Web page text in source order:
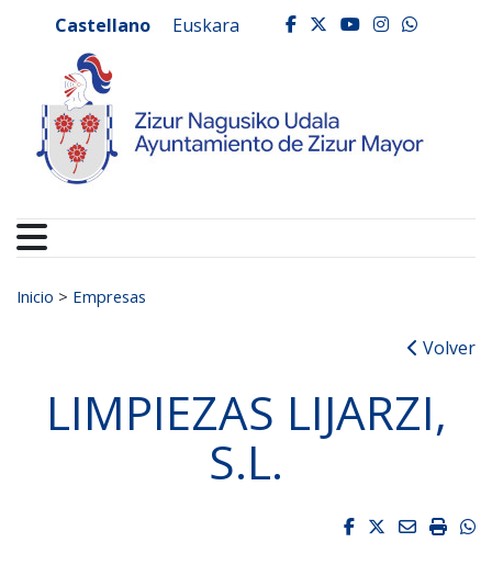
Ayuntamiento de
Castellano Euskara facebook
twitter
youtube
Buscar:
Inicio > Empresas
Volver
LIMPIEZAS LIJARZI,
S.L.
Facebook
Twitter
Email